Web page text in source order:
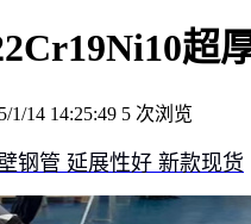
超
1/14 14:25:49 5 次浏览
钢管 延展性好 新款现货